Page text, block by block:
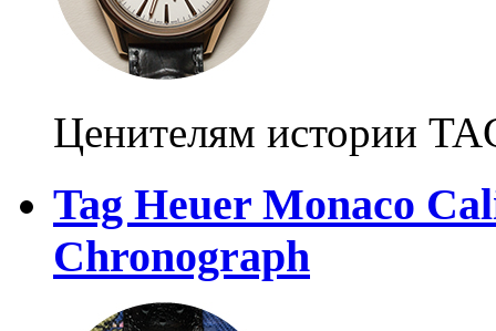
Ценителям истории
Tag Heuer Monaco
Chronograph